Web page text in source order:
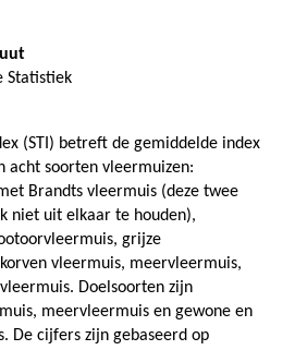
Statistiek
(STI) betreft de gemiddelde index
acht soorten vleermuizen:
Brandts vleermuis (deze twee
niet uit elkaar te houden),
grijze
vleermuis, meervleermuis,
Doelsoorten zijn
meervleermuis en gewone en
De cijfers zijn gebaseerd op